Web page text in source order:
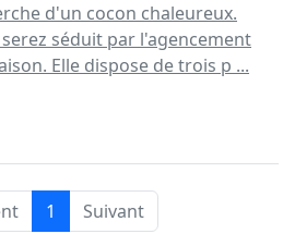
d'un cocon chaleureux.
séduit par l'agencement
Elle dispose de trois p ...
1 Suivant